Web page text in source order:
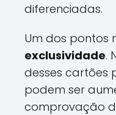
diferenciadas.
Um dos pontos
exclusividade.
desses cartões
podem ser
comprovação